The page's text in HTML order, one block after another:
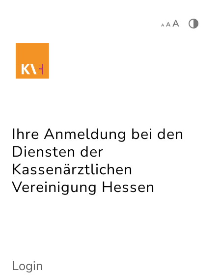
A A A
Ihre Anmeldung bei den
Diensten der
Kassenärztlichen
Vereinigung Hessen
Login